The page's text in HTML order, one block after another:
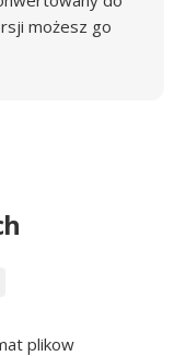
możesz go
plikow